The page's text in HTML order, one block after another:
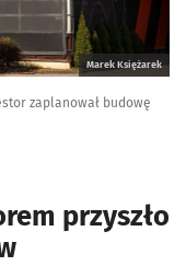
Marek Księżarek
zaplanował budowę
przyszło